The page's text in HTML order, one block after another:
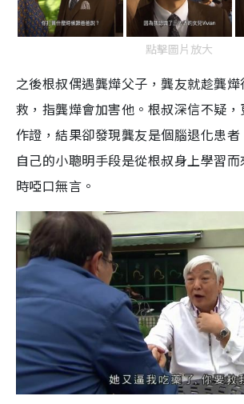
點擊圖片放大
之後根叔偶遇龔燁父子，龔友就趁龔
救，指龔燁會加害他。根叔深信不疑
作證，結果卻發現龔友是個腦退化患
自己的小聰明手段是從根叔身上學習
時啞口無言。